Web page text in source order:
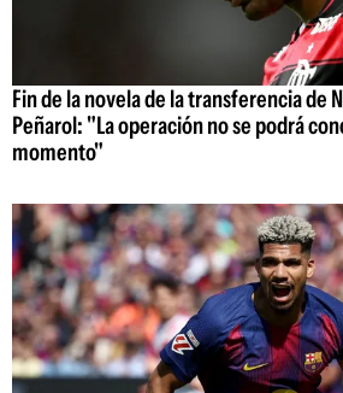
Fin de la novela de la transferencia de
Peñarol: "La operación no se podrá
momento"